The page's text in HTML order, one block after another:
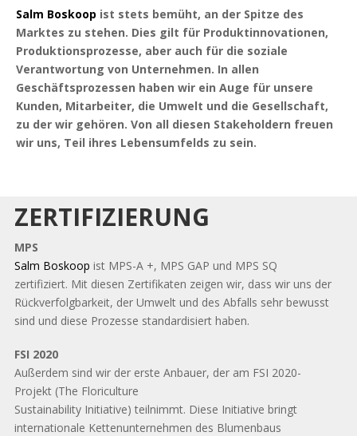
Salm Boskoop ist stets bemüht, an der Spitze des
Marktes zu stehen. Dies gilt für Produktinnovationen,
Produktionsprozesse, aber auch für die soziale
Verantwortung von Unternehmen. In allen
Geschäftsprozessen haben wir ein Auge für unsere
Kunden, Mitarbeiter, die Umwelt und die Gesellschaft,
zu der wir gehören. Von all diesen Stakeholdern freuen
wir uns, Teil ihres Lebensumfelds zu sein.
ZERTIFIZIERUNG
MPS
Salm Boskoop ist MPS-A +, MPS GAP und MPS SQ
zertifiziert. Mit diesen Zertifikaten zeigen wir, dass wir uns der
Rückverfolgbarkeit, der Umwelt und des Abfalls sehr bewusst
sind und diese Prozesse standardisiert haben.
FSI 2020
Außerdem sind wir der erste Anbauer, der am FSI 2020-
Projekt (The Floriculture
Sustainability Initiative) teilnimmt. Diese Initiative bringt
internationale Kettenunternehmen des Blumenbaus